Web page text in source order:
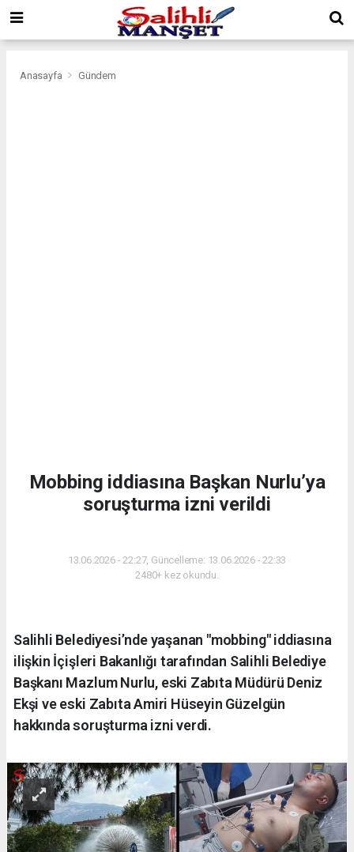
Anasayfa Gündem
Mobbing iddiasına Başkan Nurlu’ya
soruşturma izni verildi
13.06.2026 - 22:27, Güncelleme: 13.06.2026 - 22:33
2480+ kez okundu.
Salihli Belediyesi’nde yaşanan "mobbing" iddiasına
ilişkin İçişleri Bakanlığı tarafından Salihli Belediye
Başkanı Mazlum Nurlu, eski Zabıta Müdürü Deniz
Ekşi ve eski Zabıta Amiri Hüseyin Güzelgün
hakkında soruşturma izni verdi.